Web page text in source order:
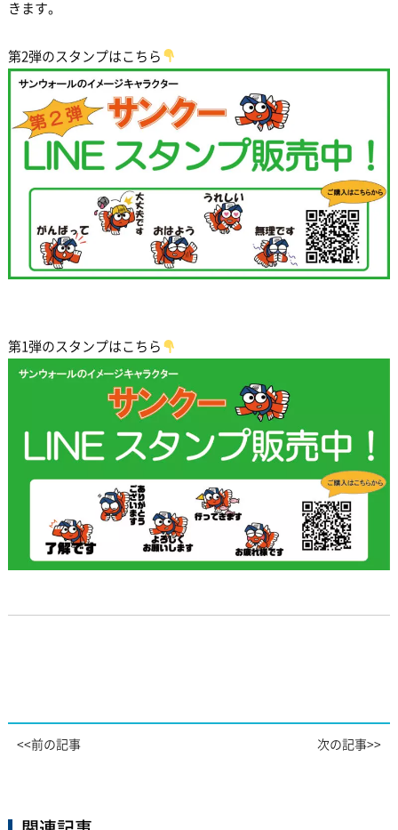
きます。
第2弾のスタンプはこちら
第1弾のスタンプはこちら
<<前の記事 次の記事>>